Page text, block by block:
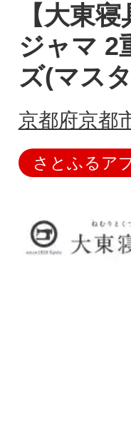
【大東
ジャマ
ズ(マス
京都府京都
さとふるア